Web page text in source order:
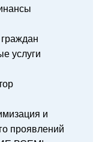
услуги
и
проявлений